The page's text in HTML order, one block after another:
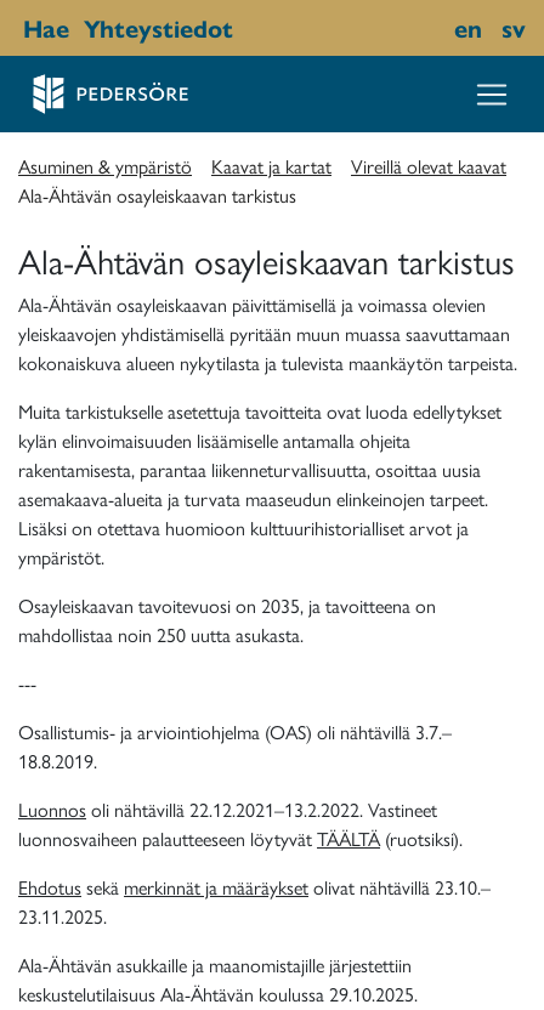
Hae Yhteystiedot en sv
Asuminen & ympäristö Kaavat ja kartat
Vireillä olevat kaavat
Ala-Ähtävän osayleiskaavan tarkistus
Ala-Ähtävän osayleiskaavan tarkistus
Ala-Ähtävän osayleiskaavan päivittämisellä ja voimassa olevien
yleiskaavojen yhdistämisellä pyritään muun muassa saavuttamaan
kokonaiskuva alueen nykytilasta ja tulevista maankäytön tarpeista.
Muita tarkistukselle asetettuja tavoitteita ovat luoda edellytykset
kylän elinvoimaisuuden lisäämiselle antamalla ohjeita
rakentamisesta, parantaa liikenneturvallisuutta, osoittaa uusia
asemakaava-alueita ja turvata maaseudun elinkeinojen tarpeet.
Lisäksi on otettava huomioon kulttuurihistorialliset arvot ja
ympäristöt.
Osayleiskaavan tavoitevuosi on 2035, ja tavoitteena on
mahdollistaa noin 250 uutta asukasta.
---
Osallistumis- ja arviointiohjelma (OAS) oli nähtävillä 3.7.–
18.8.2019.
Luonnosoli nähtävillä 22.12.2021–13.2.2022. Vastineet
luonnosvaiheen palautteeseen löytyvätTÄÄLTÄ(ruotsiksi).
Ehdotussekä merkinnät ja määräyksetolivat nähtävillä 23.10.–
23.11.2025.
Ala-Ähtävän asukkaille ja maanomistajille järjestettiin
keskustelutilaisuus Ala-Ähtävän koulussa 29.10.2025.